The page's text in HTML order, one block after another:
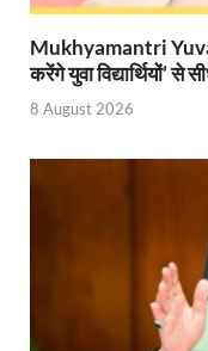
Mukhyamantri
करेंगे युवा विद्यार्थियों’ से
8 August 2026